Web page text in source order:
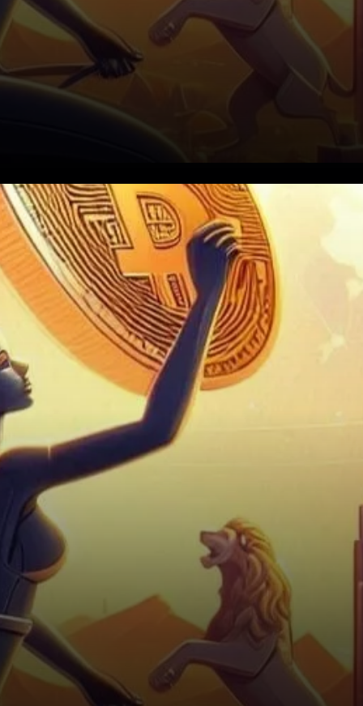
L’Afrique est devenue une
région pivot pour l’innovation
et la croissance. À l’avant-
garde de cette transformation
se trouve Solana, une…